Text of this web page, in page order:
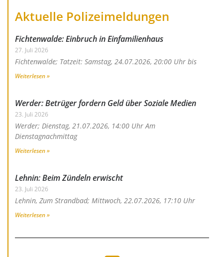
Aktuelle Polizeimeldungen
Fichtenwalde: Einbruch in Einfamilienhaus
27. Juli 2026
Fichtenwalde; Tatzeit: Samstag, 24.07.2026, 20:00 Uhr bis
Weiterlesen »
Werder: Betrüger fordern Geld über Soziale Medien
23. Juli 2026
Werder; Dienstag, 21.07.2026, 14:00 Uhr Am
Dienstagnachmittag
Weiterlesen »
Lehnin: Beim Zündeln erwischt
23. Juli 2026
Lehnin, Zum Strandbad; Mittwoch, 22.07.2026, 17:10 Uhr
Weiterlesen »